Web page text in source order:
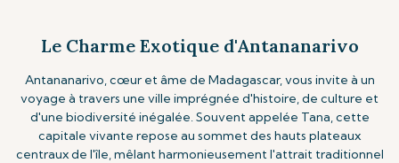
Le Charme Exotique d'Antananarivo
Antananarivo, cœur et âme de Madagascar, vous invite à un
voyage à travers une ville imprégnée d'histoire, de culture et
d'une biodiversité inégalée. Souvent appelée Tana, cette
capitale vivante repose au sommet des hauts plateaux
centraux de l'île, mêlant harmonieusement l'attrait traditionnel